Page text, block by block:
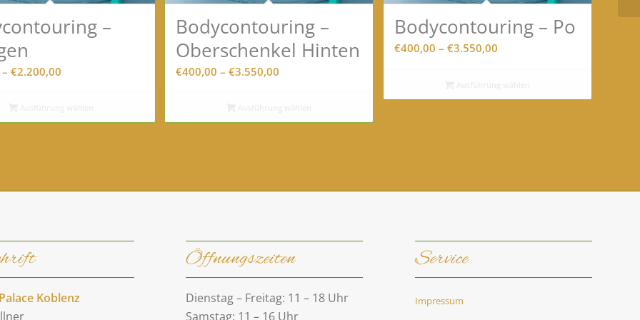
–
– €2.200,00Preisspanne:
€2.200,00
Bodycontouring –
Oberschenkel Hinten
€400,00 –€3.550,00
€3.550,00
Bodycontouring – Po
€400,00 – €3.550,00Preisspanne:
€3.550,00
Koblenz
Öffnungszeiten
Dienstag – Freitag: 11 – 18 Uhr
Samstag: 11 – 16 Uhr
Service
Impressum